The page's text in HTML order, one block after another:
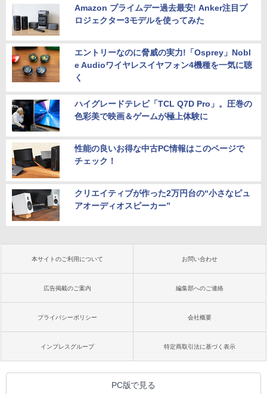
Amazon プライムデー過去最安! Anker注目プ
ロジェクター3モデルを使ってみた
エントリーなのに脅威の実力!「Osprey」Nobl
e Audioワイヤレスイヤフォン4機種を一気に聴
く
ハイグレードテレビ「TCL Q7D Pro」。圧巻の
色彩美で映画＆ゲームが極上体験に
性能の良いお得な中古PC情報はこのページで
チェック！
クリエイティブが作った2万円台の“小さなピュ
アオーディオスピーカー”
本サイトのご利用について お問い合わせ
広告掲載のご案内 編集部へのご連絡
プライバシーポリシー 会社概要
インプレスグループ 特定商取引法に基づく表示
PC版で見る